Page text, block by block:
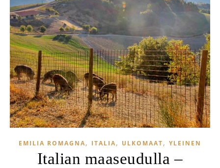
EMILIA ROMAGNA, ITALIA, ULKOMAAT, YLEINEN
Italian maaseudulla –